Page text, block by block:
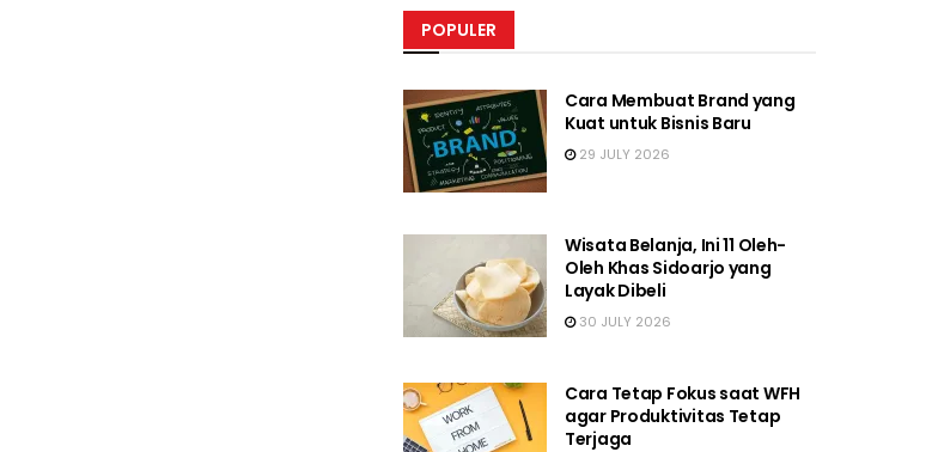
POPULER
Cara Membuat Brand yang
Kuat untuk Bisnis Baru
29 JULY 2026
Wisata Belanja, Ini 11 Oleh-
Oleh Khas Sidoarjo yang
Layak Dibeli
30 JULY 2026
Cara Tetap Fokus saat WFH
agar Produktivitas Tetap
Terjaga